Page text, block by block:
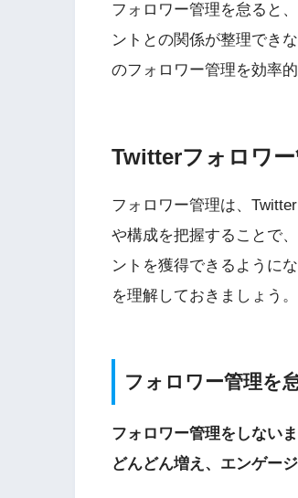
フォロワー管理を怠ると
ントとの関係が整理でき
のフォロワー管理を効率
Twitterフォロワ
フォロワー管理は、
や構成を把握することで
ントを獲得できるように
を理解しておきましょう。
フォロワー管理を
フォロワー管理をしない
どんどん増え、エンゲー